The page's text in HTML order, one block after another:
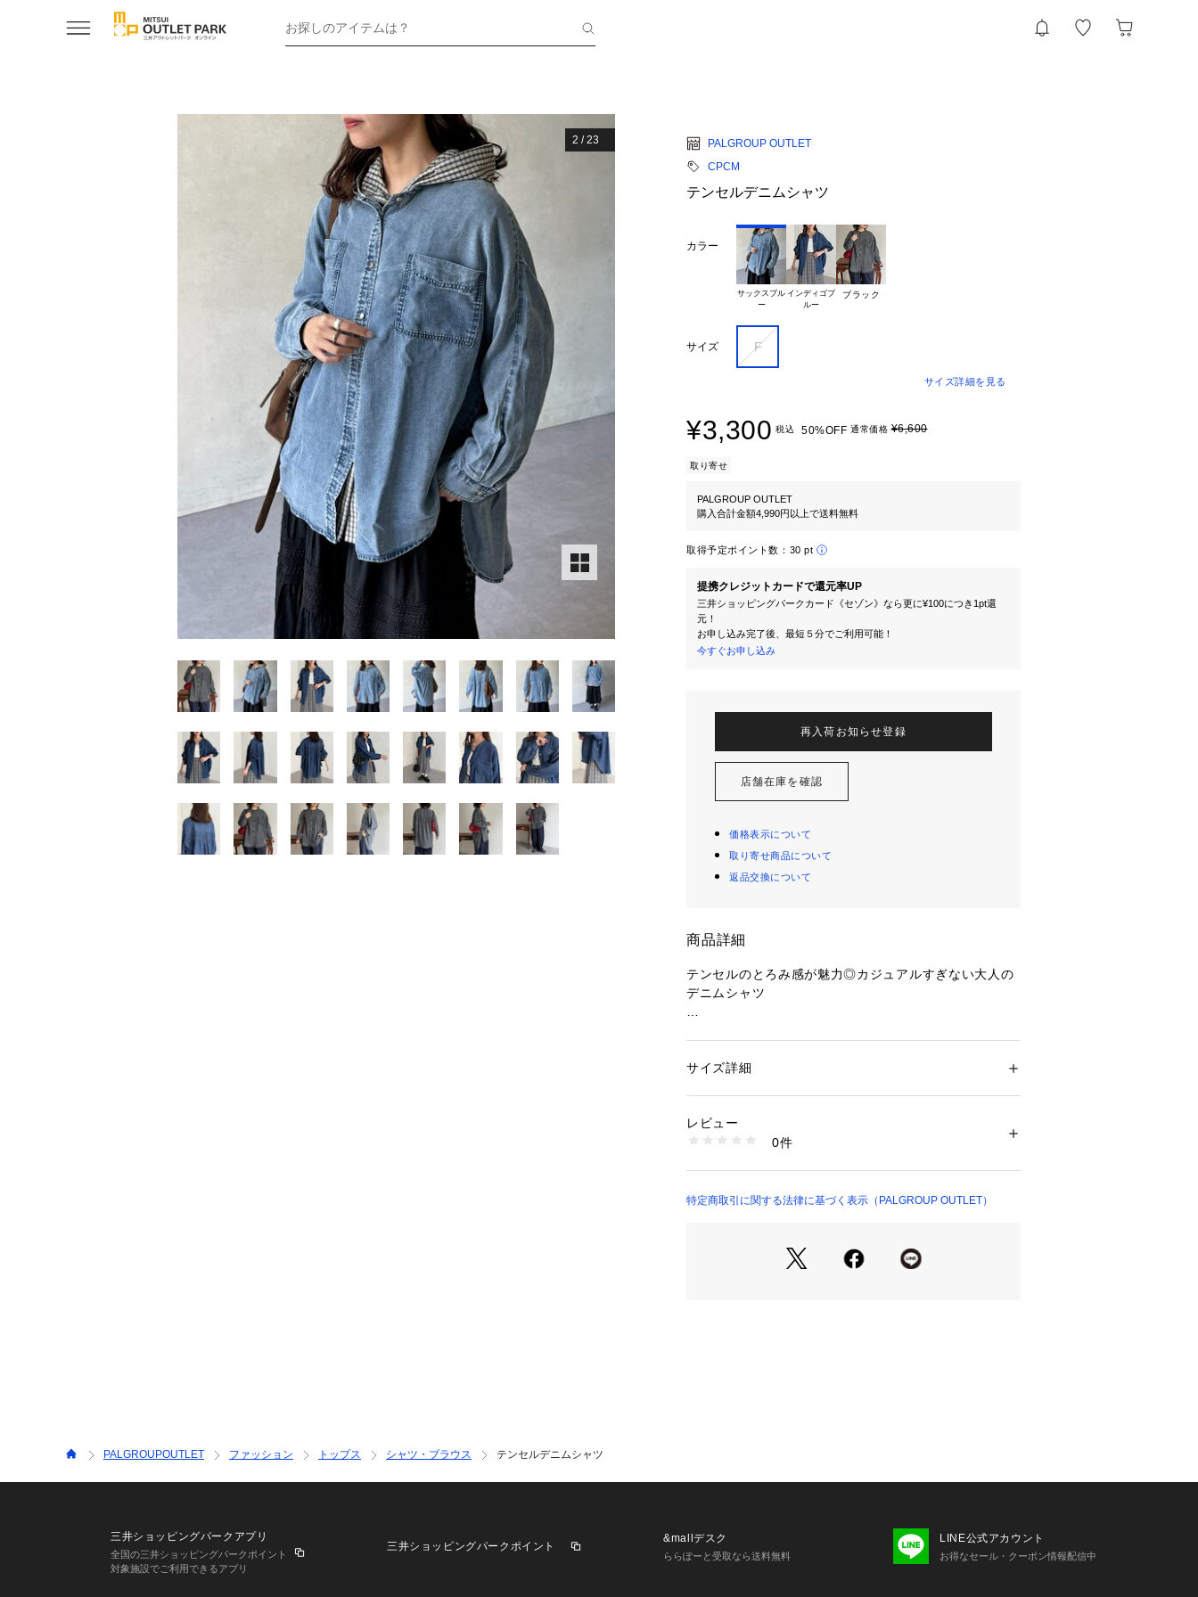
お探しのアイテムは？
2 /23
PALGROUP OUTLET
CPCM
テンセルデニムシャツ
カラー
サックスブル
ー
インディゴブ
ブラック
サイズ F
サイズ詳細を見る
¥3,300 税込 50%OFF 通常価格¥6,600
取り寄せ
PALGROUP OUTLET
購入合計金額4,990円以上で送料無料
取得予定ポイント数： 30 pt
提携クレジットカードで還元率UP
三井ショッピングパークカード《セゾン》なら更に¥100につき1pt還
元！
お申し込み完了後、最短５分でご利用可能！
今すぐお申し込み
再入荷お知らせ登録
店舗在庫を確認
価格表示について
取り寄せ商品について
返品交換について
商品詳細
テンセルのとろみ感が魅力◎カジュアルすぎない大人の
デニムシャツ
ゆったりとしたオーバーサイズシルエットと前後差のあ
一枚で着るのはもちろん、軽い羽織りとしても活躍し、
ロングシーズン着回せる万能アイテムです。
・環境に配慮した再生繊維（セルロース）100%のとろ
リラクシーな着心地
・ヒップが隠れる長めの後ろ着丈で体型カバー効果も◎
春服
す。ご注文いただいた予約商品のお届け時期の確認は、
注文履歴ページより行えます。
性別：レディース
商品番号：
PGL1061104A0002 （ショップ）
サイズ詳細
レビュー
0件
特定商取引に関する法律に基づく表示（PALGROUP OUTLET）
PALGROUPOUTLET ファッション トップス シャツ・ブラウス テンセルデニムシャツ
三井ショッピングパークアプリ
全国の三井ショッピングパークポイント
対象施設でご利用できるアプリ
三井ショッピングパークポイント
&mallデスク
ららぽーと受取なら送料無料
LINE公式アカウント
お得なセール・クーポン情報配信中